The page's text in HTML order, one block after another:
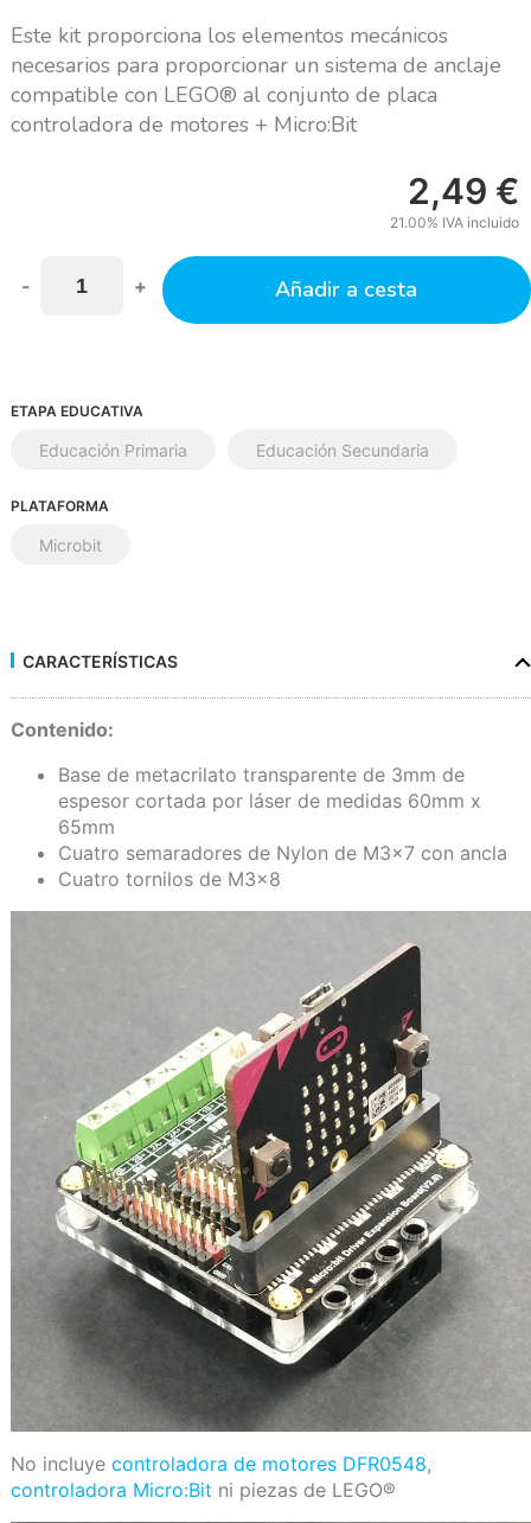
Este kit proporciona los elementos mecánicos
necesarios para proporcionar un sistema de anclaje
compatible con LEGO® al conjunto de placa
controladora de motores + Micro:Bit
2,49 €
21.00% IVA incluido
- + Añadir a cesta
ETAPA EDUCATIVA
Educación Primaria Educación Secundaria
PLATAFORMA
Microbit
CARACTERÍSTICAS
Contenido:
Base de metacrilato transparente de 3mm de
espesor cortada por láser de medidas 60mm x
65mm
Cuatro semaradores de Nylon de M3x7 con ancla
Cuatro tornilos de M3x8
No incluye controladora de motores DFR0548,
controladora Micro:Bit ni piezas de LEGO®